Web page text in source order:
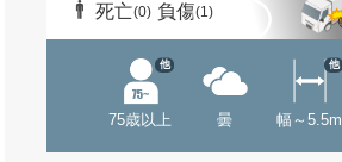
死亡(0) 負傷(1)
75歳以上
他
曇 幅～5.5m
他